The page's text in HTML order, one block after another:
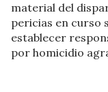
material del
pericias en curso
establecer
por homicidio